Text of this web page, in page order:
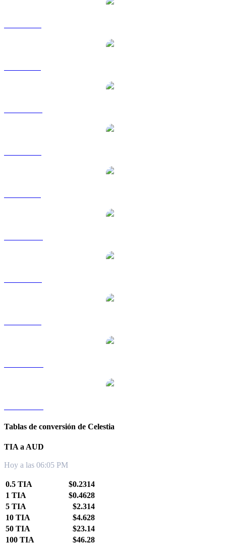
Tablas de conversión de Celestia
TIA a AUD
Hoy a las 06:05 PM
0.5 TIA
$0.2314
1 TIA
$0.4628
5 TIA
$2.314
10 TIA
$4.628
50 TIA
$23.14
100 TIA
$46.28